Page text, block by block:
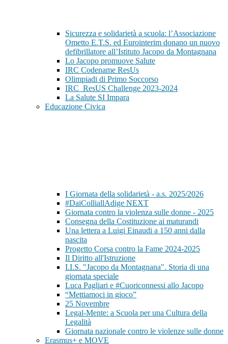
Sicurezza e solidarietà a scuola: l’Associazione
Ometto E.T.S. ed Eurointerim donano un nuovo
defibrillatore all’Istituto Jacopo da Montagnana
Lo Jacopo promuove Salute
IRC Codename ResUs
Olimpiadi di Primo Soccorso
IRC_ResUS Challenge 2023-2024
La Salute SI Impara
Educazione Civica
I Giornata della solidarietà - a.s. 2025/2026
#DaiColliallAdige NEXT
Giornata contro la violenza sulle donne - 2025
Consegna della Costituzione ai maturandi
Una lettera a Luigi Einaudi a 150 anni dalla
nascita
Progetto Corsa contro la Fame 2024-2025
Il Diritto all'Istruzione
I.I.S. "Jacopo da Montagnana". Storia di una
giornata speciale
Luca Pagliari e #Cuoriconnessi allo Jacopo
“Mettiamoci in gioco”
25 Novembre
Legal-Mente: a Scuola per una Cultura della
Legalità
Giornata nazionale contro le violenze sulle donne
Erasmus+ e MOVE